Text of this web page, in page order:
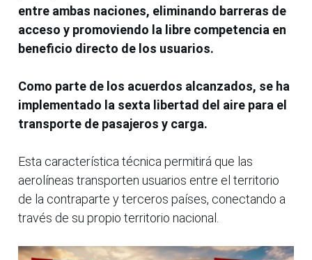
entre ambas naciones, eliminando barreras de
acceso y promoviendo la libre competencia en
beneficio directo de los usuarios.
Como parte de los acuerdos alcanzados, se ha
implementado la sexta libertad del aire para el
transporte de pasajeros y carga.
Esta característica técnica permitirá que las
aerolíneas transporten usuarios entre el territorio
de la contraparte y terceros países, conectando a
través de su propio territorio nacional.